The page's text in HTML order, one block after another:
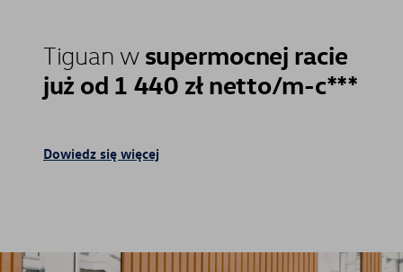
Tiguan wsupermocnej racie
już od 1 440 zł netto/m-c***
Dowiedz się więcej